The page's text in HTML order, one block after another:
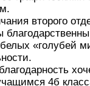
второго
«голубей
4б